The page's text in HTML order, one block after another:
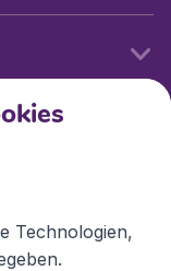
Technologien,